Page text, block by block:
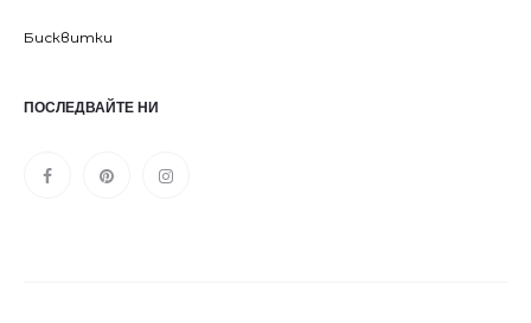
Бисквитки
ПОСЛЕДВАЙТЕ НИ